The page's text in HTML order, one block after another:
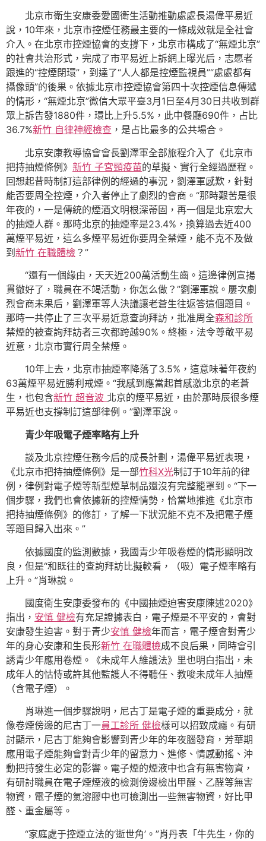
北京市衛生安康委愛國衛生活動推動處處長湯偉平易近
說，10年來，北京市控煙任務最主要的一條成效就是全社會
介入。在北京市控煙協會的支撐下，北京市構成了“無煙北京”
的社會共治形式，完成了市平易近上訴網上曝光后，志愿者
跟進的“控煙閉環”，到達了“人人都是控煙監視員”“處處都有
攝像頭”的後果。依據北京市控煙協會第四十次控煙信息傳遞
的情形，“無煙北京”微信大眾平臺3月1日至4月30日共收到群
眾上訴告發1880件，環比上升5.5%，此中餐廳690件，占比
36.7%新竹 自律神經檢查 ，是占比最多的公共場合。
北京安康教導協會會長劉澤軍全部旅程介入了《北京市
把持抽煙條例》 新竹 子宮頸疫苗的草擬、實行全經過歷程。
回想起昔時制訂這部律例的經過的事況，劉澤軍感歎，針對
能否要周全控煙，介入者停止了劇烈的會商。“那時艱苦是很
年夜的，一是傳統的煙酒文明根深蒂固，再一個是北京宏大
的抽煙人群。那時北京的抽煙率是23.4%，換算過去近400
萬煙平易近，這么多煙平易近你要周全禁煙，能不克不及做
到新竹 在職體檢 ？”
“還有一個緣由，天天近200萬活動生齒。這邊律例宣揚
貫徹好了，職員在不竭活動，你怎么做？”劉澤軍說。屢次劇
烈會商未果后，劉澤軍等人決議讓老蒼生往返答這個題目。
那時一共停止了三次平易近意查詢拜訪，批准周全森和診所
禁煙的被查詢拜訪者三次都跨越90%。終極，法令尊敬平易
近意，北京市實行周全禁煙。
10年上去，北京市抽煙率降落了3.5%，這意味著年夜約
63萬煙平易近勝利戒煙。“我感到應當起首感激北京的老蒼
生，也包含新竹 超音波 北京的煙平易近，由於那時辰很多煙
平易近也支撐制訂這部律例。”劉澤軍說。
青少年吸電子煙率略有上升
談及北京控煙任務今后的成長計劃，湯偉平易近表現，
《北京市把持抽煙條例》是一部竹科X光制訂于10年前的律
例，律例對電子煙等新型煙草制品還沒有完整籠罩到。“下一
個步驟，我們也會依據新的控煙情勢，恰當地推進《北京市
把持抽煙條例》的修訂，了解一下狀況能不克不及把電子煙
等題目歸入出來。”
依據國度的監測數據，我國青少年吸卷煙的情形顯明改
良，但是“和既往的查詢拜訪比擬較看，（吸）電子煙率略有
上升。”肖琳說。
國度衛生安康委發布的《中國抽煙迫害安康陳述2020》
指出， 安慎 健檢有充足證據表白，電子煙是不平安的，會對
安康發生迫害。對于青少安慎 健檢年而言，電子煙會對青少
年的身心安康和生長形新竹 在職體檢成不良后果，同時會引
誘青少年應用卷煙。《未成年人維護法》里也明白指出，未
成年人的怙恃或許其他監護人不得聽任、教唆未成年人抽煙
（含電子煙）。
肖琳進一個步驟說明，尼古丁是電子煙的重要成分，就
像卷煙傍邊的尼古丁一員工診所 健檢樣可以招致成癮。有研
討顯示，尼古丁能夠會影響到青少年的年夜腦發育，芳華期
應用電子煙能夠會對青少年的留意力、進修、情感動搖、沖
動把持發生必定的影響。電子煙的煙液中也含有無害物資，
有研討職員在電子煙煙液的檢測傍邊檢出甲醛、乙醛等無害
物資，電子煙的氣溶膠中也可檢測出一些無害物資，好比甲
醛、重金屬等。
“家庭處于控煙立法的‘逝世角’。”肖丹表「牛先生，你的